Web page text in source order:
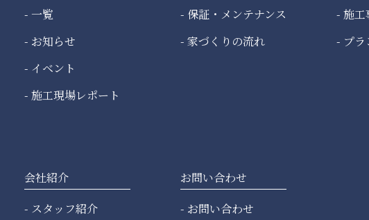
一覧
お知らせ
イベント
施工現場レポート
保証・メンテナンス
家づくりの流れ
施工
プラ
会社紹介
スタッフ紹介
お問い合わせ
お問い合わせ